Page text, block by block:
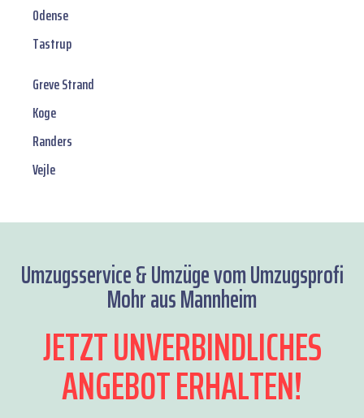
Odense
Tastrup
Greve Strand
Koge
Randers
Vejle
Umzugsservice & Umzüge vom Umzugsprofi
Mohr aus Mannheim
JETZT UNVERBINDLICHES
ANGEBOT ERHALTEN!